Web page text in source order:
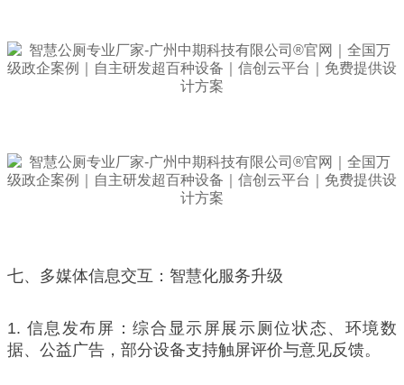
七、多媒体信息交互：智慧化服务升级
1. 信息发布屏：综合显示屏展示厕位状态、环境数
据、公益广告，部分设备支持触屏评价与意见反馈。